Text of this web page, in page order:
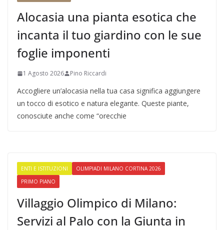
Alocasia una pianta esotica che
incanta il tuo giardino con le sue
foglie imponenti
1 Agosto 2026 Pino Riccardi
Accogliere un’alocasia nella tua casa significa aggiungere
un tocco di esotico e natura elegante. Queste piante,
conosciute anche come “orecchie
ENTI E ISTITUZIONI
OLIMPIADI MILANO CORTINA 2026
PRIMO PIANO
Villaggio Olimpico di Milano:
Servizi al Palo con la Giunta in